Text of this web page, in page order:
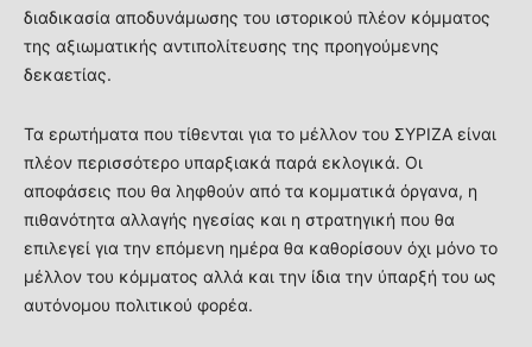
διαδικασία αποδυνάμωσης του ιστορικού πλέον κόμματος
της αξιωματικής αντιπολίτευσης της προηγούμενης
δεκαετίας.
Τα ερωτήματα που τίθενται για το μέλλον του ΣΥΡΙΖΑ είναι
πλέον περισσότερο υπαρξιακά παρά εκλογικά. Οι
αποφάσεις που θα ληφθούν από τα κομματικά όργανα, η
πιθανότητα αλλαγής ηγεσίας και η στρατηγική που θα
επιλεγεί για την επόμενη ημέρα θα καθορίσουν όχι μόνο το
μέλλον του κόμματος αλλά και την ίδια την ύπαρξή του ως
αυτόνομου πολιτικού φορέα.